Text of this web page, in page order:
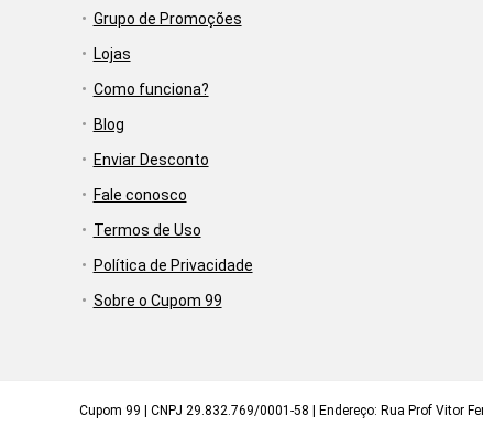
Grupo de Promoções
Lojas
Como funciona?
Blog
Enviar Desconto
Fale conosco
Termos de Uso
Política de Privacidade
Sobre o Cupom 99
Cupom 99 | CNPJ 29.832.769/0001-58 | Endereço: Rua Prof Vitor